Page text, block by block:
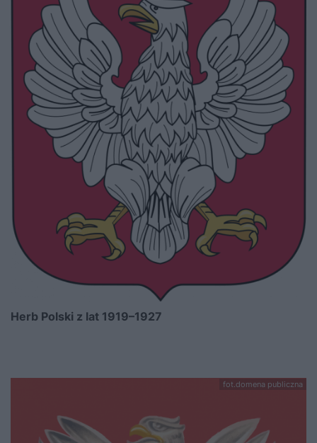
Herb Polski z lat 1919–1927
fot.domena publiczna